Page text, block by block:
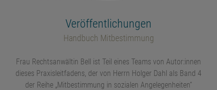
Veröffentlichungen
Handbuch Mitbestimmung
Frau Rechtsanwältin Bell ist Teil eines Teams von Autor:innen
dieses Praxisleitfadens, der von Herrn Holger Dahl als Band 4
der Reihe „Mitbestimmung in sozialen Angelegenheiten“